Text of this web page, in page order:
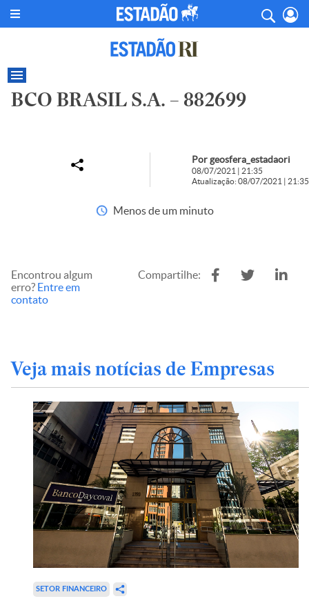
BCO BRASIL S.A. – 882699
Por geosfera_estadaori
08/07/2021 | 21:35
Atualização: 08/07/2021 | 21:35
Menos de um minuto
Encontrou algum
erro? Entre em
contato
Compartilhe:
Veja mais notícias de Empresas
SETOR FINANCEIRO